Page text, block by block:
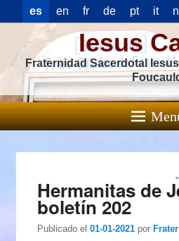
es en fr de pt it nl
Iesus
Fraternidad Sacerdotal
Hermanitas de
boletín 202
Publicado el 01-01-2021 por